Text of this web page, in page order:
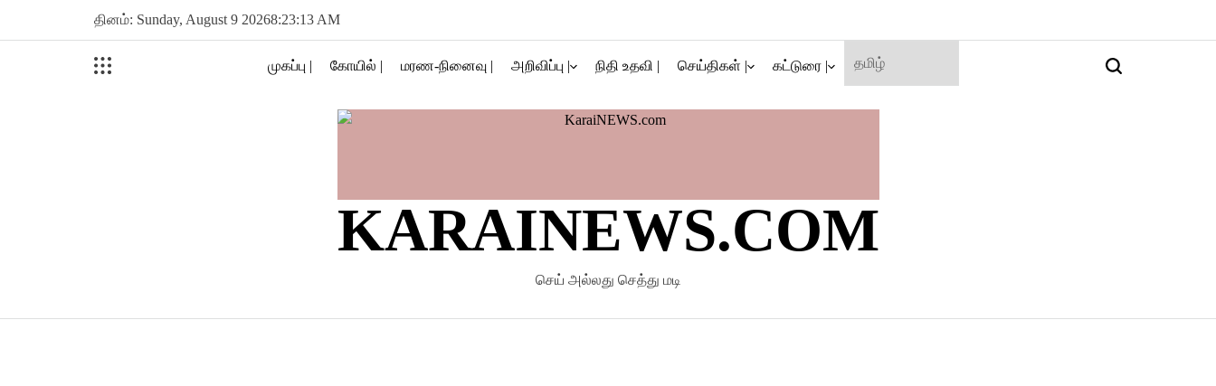
தினம்: Sunday, August 9 20268:23:14 AM
முகப்பு | கோயில் | மரண-நினைவு | அறிவிப்பு | நிதி உதவி | செய்திகள் | கட்டுரை | Search
KARAINEWS.COM
செய் அல்லது செத்து மடி